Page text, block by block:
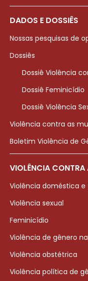
DADOS E DOSSIÊS
Nossas pesquisas de
Dossiês
Dossiê Violência
Dossiê Feminicídio
Dossiê Violência
Violência contra as
Boletim Violência de
VIOLÊNCIA CONTRA
Violência doméstica
Violência sexual
Feminicídio
Violência de gênero
Violência obstétrica
Violência política de